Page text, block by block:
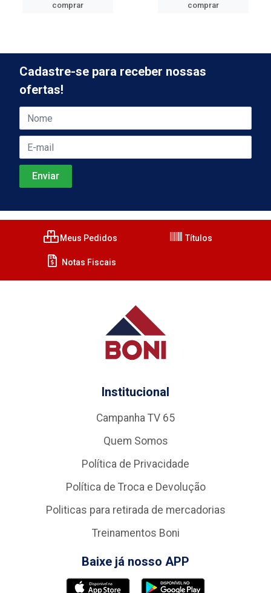
comprar comprar
Cadastre-se para receber nossas
ofertas!
Meus Pedidos Títulos
Notas Fiscais
Institucional
Campanha TV 65
Quem Somos
Política de Privacidade
Política de Troca e Devolução
Politicas para retirada de mercadorias
Treinamentos Boni
Baixe já nosso APP